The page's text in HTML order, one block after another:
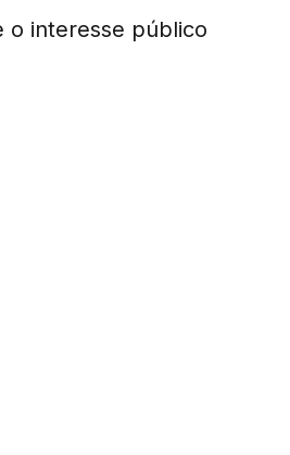
o interesse público